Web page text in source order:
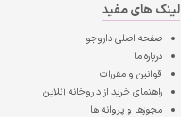
لینک های مفید
صفحه اصلیداروجو
درباره ما
قوانین و مقررات
راهنمای خرید از داروخانه آنلاین
مجوزها و پروانه ها